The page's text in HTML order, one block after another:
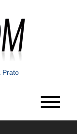
Prato